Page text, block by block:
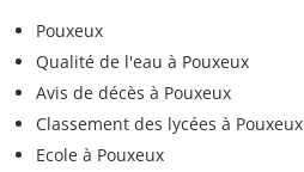
Pouxeux
Qualité de l'eau à Pouxeux
Avis de décès à Pouxeux
Classement des lycées à Pouxeux
Ecole à Pouxeux